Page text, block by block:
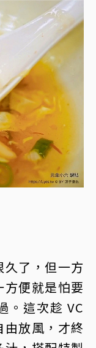
了，但一方
便就是怕要
。這次趁 VC
放風，才終